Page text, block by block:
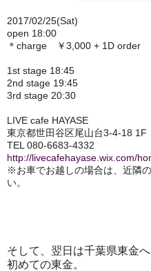
2017/02/25(Sat)
open 18:00
＊charge ￥3,000 + 1D order
1st stage 18:45
2nd stage 19:45
3rd stage 20:30
LIVE cafe HAYASE
東京都世田谷区尾山台3-4-18 1F
TEL 080-6683-4332
http://livecafehayase.wix.com/
※お車でお越しの場合は、近隣
い。
そして、翌日は千葉県東金へ
初めての東金。